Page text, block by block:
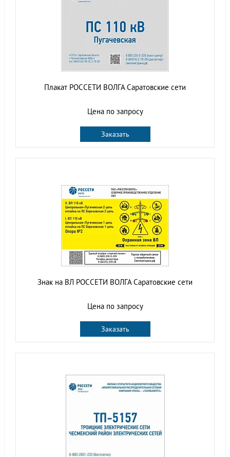
Плакат РОССЕТИ ВОЛГА Саратовские сети
Цена по запросу
Заказать
Знак на ВЛ РОССЕТИ ВОЛГА Саратовские сети
Цена по запросу
Заказать